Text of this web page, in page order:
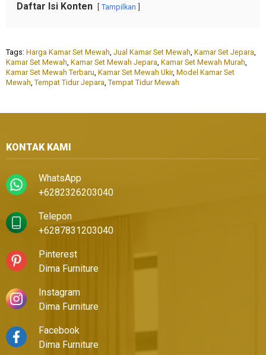
Daftar Isi Konten Tampilkan
Tags: Harga Kamar Set Mewah, Jual Kamar Set Mewah, Kamar Set Jepara,
Kamar Set Mewah, Kamar Set Mewah Jepara, Kamar Set Mewah Murah,
Kamar Set Mewah Terbaru, Kamar Set Mewah Ukir, Model Kamar Set
Mewah, Tempat Tidur Jepara, Tempat Tidur Mewah
KONTAK KAMI
WhatsApp
+6282326203040
Telepon
+6287831203040
Pinterest
Dima Furniture
Instagram
Dima Furniture
Facebook
Dima Furniture